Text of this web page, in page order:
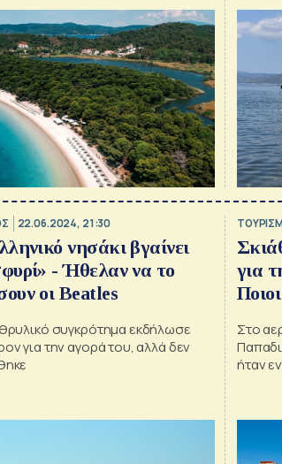
22.06.2024, 21:30
νησάκι βγαίνει
- Ήθελαν να το
οι Beatles
συγκρότημα εκδήλωσε
για την αγορά του, αλλά δεν
για
Στο
ήταν